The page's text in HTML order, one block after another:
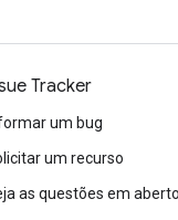
Tracker
um bug
um recurso
as questões em aberto